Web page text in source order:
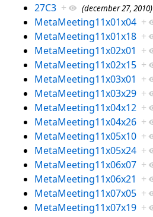
27C3 + (december 27, 2010)
MetaMeeting11x01x04 +
MetaMeeting11x01x18 +
MetaMeeting11x02x01 +
MetaMeeting11x02x15 +
MetaMeeting11x03x01 +
MetaMeeting11x03x29 +
MetaMeeting11x04x12 +
MetaMeeting11x04x26 +
MetaMeeting11x05x10 +
MetaMeeting11x05x24 +
MetaMeeting11x06x07 +
MetaMeeting11x06x21 +
MetaMeeting11x07x05 +
MetaMeeting11x07x19 +